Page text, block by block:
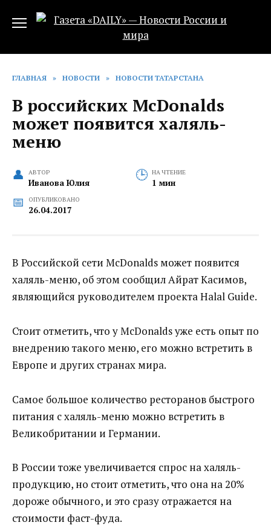
ГЛАВНАЯ » НОВОСТИ » НОВОСТИ ТАТАРСТАНА
В российских McDonalds
может появится халяль-
меню
АВТОР
Иванова Юлия
НА ЧТЕНИЕ
1 мин
ОПУБЛИКОВАНО
26.04.2017
В Российской сети McDonalds может появится
халяль-меню, об этом сообщил Айрат Касимов,
являющийся руководителем проекта Halal Guide.
Стоит отметить, что у McDonalds уже есть опыт по
внедрению такого меню, его можно встретить в
Европе и других странах мира.
Самое большое количество ресторанов быстрого
питания с халяль-меню можно встретить в
Великобритании и Германии.
В России тоже увеличивается спрос на халяль-
продукцию, но стоит отметить, что она на 20%
дороже обычного, и это сразу отражается на
стоимости фаст-фуда.